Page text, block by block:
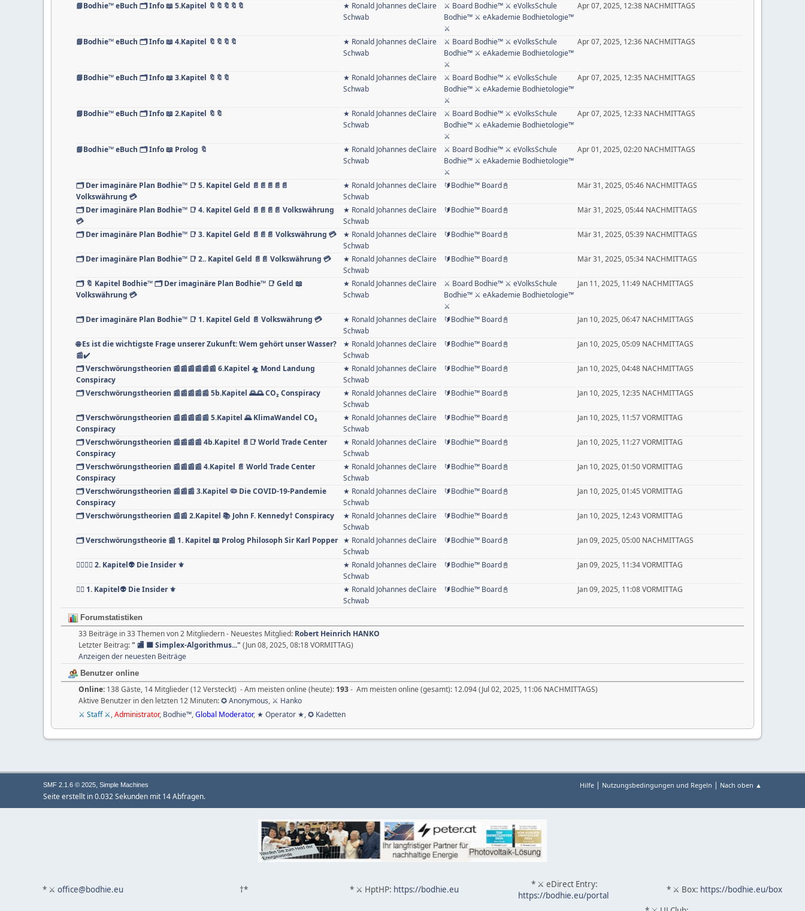
📘Bodhie™ eBuch 🗂️ Info 📖 5.Kapitel 🔖🔖🔖🔖🔖
★ Ronald Johannes deClaire
Schwab
⚔ Board Bodhie™ ⚔ eVolksSchule
Bodhie™ ⚔ eAkademie Bodhietologie™
⚔
Apr 07, 2025, 12:38 NACHMITTAGS
📘Bodhie™ eBuch 🗂️ Info 📖 4.Kapitel 🔖🔖🔖🔖
★ Ronald Johannes deClaire
Schwab
⚔ Board Bodhie™ ⚔ eVolksSchule
Bodhie™ ⚔ eAkademie Bodhietologie™
⚔
Apr 07, 2025, 12:36 NACHMITTAGS
📘Bodhie™ eBuch 🗂️ Info 📖 3.Kapitel 🔖🔖🔖
★ Ronald Johannes deClaire
Schwab
⚔ Board Bodhie™ ⚔ eVolksSchule
Bodhie™ ⚔ eAkademie Bodhietologie™
⚔
Apr 07, 2025, 12:35 NACHMITTAGS
📘Bodhie™ eBuch 🗂️ Info 📖 2.Kapitel 🔖🔖
★ Ronald Johannes deClaire
Schwab
⚔ Board Bodhie™ ⚔ eVolksSchule
Bodhie™ ⚔ eAkademie Bodhietologie™
⚔
Apr 07, 2025, 12:33 NACHMITTAGS
📘Bodhie™ eBuch 🗂️ Info 📖 Prolog 🔖
★ Ronald Johannes deClaire
Schwab
⚔ Board Bodhie™ ⚔ eVolksSchule
Bodhie™ ⚔ eAkademie Bodhietologie™
⚔
Apr 01, 2025, 02:20 NACHMITTAGS
🗂️ Der imaginäre Plan Bodhie™ 📑 5. Kapitel Geld 📄📄📄📄📄
Volkswährung 💳
★ Ronald Johannes deClaire
Schwab
🔰Bodhie™ Board📓 Mär 31, 2025, 05:46 NACHMITTAGS
🗂️ Der imaginäre Plan Bodhie™ 📑 4. Kapitel Geld 📄📄📄📄 Volkswährung
💳
★ Ronald Johannes deClaire
Schwab
🔰Bodhie™ Board📓 Mär 31, 2025, 05:44 NACHMITTAGS
🗂️ Der imaginäre Plan Bodhie™ 📑 3. Kapitel Geld 📄📄📄 Volkswährung 💳
★ Ronald Johannes deClaire
Schwab
🔰Bodhie™ Board📓 Mär 31, 2025, 05:39 NACHMITTAGS
🗂️ Der imaginäre Plan Bodhie™ 📑 2.. Kapitel Geld 📄📄 Volkswährung 💳
★ Ronald Johannes deClaire
Schwab
🔰Bodhie™ Board📓 Mär 31, 2025, 05:34 NACHMITTAGS
🗂️ 🔖 Kapitel Bodhie™ 🗂️ Der imaginäre Plan Bodhie™ 📑 Geld 📖
Volkswährung 💳
★ Ronald Johannes deClaire
Schwab
⚔ Board Bodhie™ ⚔ eVolksSchule
Bodhie™ ⚔ eAkademie Bodhietologie™
⚔
Jan 11, 2025, 11:49 NACHMITTAGS
🗂️ Der imaginäre Plan Bodhie™ 📑 1. Kapitel Geld 📄 Volkswährung 💳
★ Ronald Johannes deClaire
Schwab
🔰Bodhie™ Board📓 Jan 10, 2025, 06:47 NACHMITTAGS
🌐 Es ist die wichtigste Frage unserer Zukunft: Wem gehört unser Wasser?
📰✔️
★ Ronald Johannes deClaire
Schwab
🔰Bodhie™ Board📓 Jan 10, 2025, 05:09 NACHMITTAGS
🗂️ Verschwörungstheorien 📰📰📰📰📰📰 6.Kapitel 🛸 Mond Landung
Conspiracy
★ Ronald Johannes deClaire
Schwab
🔰Bodhie™ Board📓 Jan 10, 2025, 04:48 NACHMITTAGS
🗂️ Verschwörungstheorien 📰📰📰📰📰 5b.Kapitel 🌄🌅 CO₂ Conspiracy
★ Ronald Johannes deClaire
Schwab
🔰Bodhie™ Board📓 Jan 10, 2025, 12:35 NACHMITTAGS
🗂️ Verschwörungstheorien 📰📰📰📰📰 5.Kapitel 🌄 KlimaWandel CO₂
Conspiracy
★ Ronald Johannes deClaire
Schwab
🔰Bodhie™ Board📓 Jan 10, 2025, 11:57 VORMITTAG
🗂️ Verschwörungstheorien 📰📰📰📰 4b.Kapitel 📄📑 World Trade Center
Conspiracy
★ Ronald Johannes deClaire
Schwab
🔰Bodhie™ Board📓 Jan 10, 2025, 11:27 VORMITTAG
🗂️ Verschwörungstheorien 📰📰📰📰 4.Kapitel 📄 World Trade Center
Conspiracy
★ Ronald Johannes deClaire
Schwab
🔰Bodhie™ Board📓 Jan 10, 2025, 01:50 VORMITTAG
🗂️ Verschwörungstheorien 📰📰📰 3.Kapitel 🦠 Die COVID-19-Pandemie
Conspiracy
★ Ronald Johannes deClaire
Schwab
🔰Bodhie™ Board📓 Jan 10, 2025, 01:45 VORMITTAG
🗂️ Verschwörungstheorien 📰📰 2.Kapitel 📚 John F. Kennedy† Conspiracy
★ Ronald Johannes deClaire
Schwab
🔰Bodhie™ Board📓 Jan 10, 2025, 12:43 VORMITTAG
🗂️ Verschwörungstheorie 📰 1. Kapitel 📖 Prolog Philosoph Sir Karl Popper ★ Ronald Johannes deClaire
Schwab
🔰Bodhie™ Board📓 Jan 09, 2025, 05:00 NACHMITTAGS
🏴‍☠️🏴‍☠️ 2. Kapitel👽 Die Insider ⚜️
★ Ronald Johannes deClaire
Schwab
🔰Bodhie™ Board📓 Jan 09, 2025, 11:34 VORMITTAG
🏴‍☠️ 1. Kapitel👽 Die Insider ⚜️
★ Ronald Johannes deClaire
Schwab
🔰Bodhie™ Board📓 Jan 09, 2025, 11:08 VORMITTAG
Forumstatistiken
33 Beiträge in 33 Themen von 2 Mitgliedern - Neuestes Mitglied: Robert Heinrich HANKO
Letzter Beitrag:" 🏬 🟦 Simplex-Algorithmus..." (Jun 08, 2025, 08:18 VORMITTAG)
Anzeigen der neuesten Beiträge
Benutzer online
Online: 138 Gäste, 14 Mitglieder (12 Versteckt) - Am meisten online (heute): 193- Am meisten online (gesamt): 12.094 (Jul 02, 2025, 11:06 NACHMITTAGS)
Aktive Benutzer in den letzten 12 Minuten:✪ Anonymous, ⚔ Hanko
⚔ Staff ⚔,Administrator, Bodhie™,Global Moderator, ★ Operator ★,✪ Kadetten
Hilfe | Nutzungsbedingungen und Regeln | Nach oben ▲
SMF 2.1.6 © 2025, Simple Machines
Seite erstellt in 0.032 Sekunden mit 14 Abfragen.
* ⚔ office@bodhie.eu †* * ⚔ HptHP: https://bodhie.eu
* ⚔ eDirect Entry:
https://bodhie.eu/portal
* ⚔ Box: https://bodhie.eu/box